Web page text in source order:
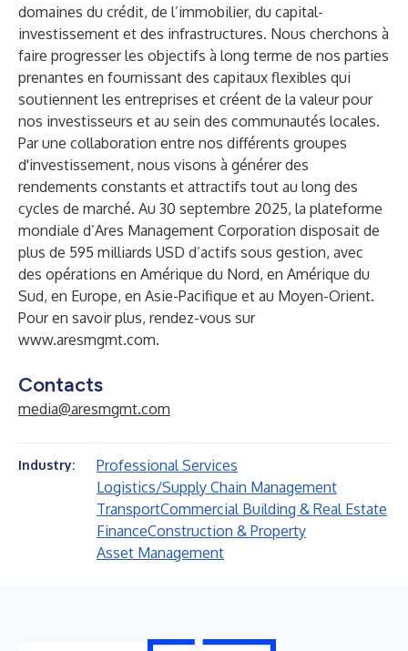
domaines du crédit, de l’immobilier, du capital-
investissement et des infrastructures. Nous cherchons à
faire progresser les objectifs à long terme de nos parties
prenantes en fournissant des capitaux flexibles qui
soutiennent les entreprises et créent de la valeur pour
nos investisseurs et au sein des communautés locales.
Par une collaboration entre nos différents groupes
d'investissement, nous visons à générer des
rendements constants et attractifs tout au long des
cycles de marché. Au 30 septembre 2025, la plateforme
mondiale d’Ares Management Corporation disposait de
plus de 595 milliards USD d’actifs sous gestion, avec
des opérations en Amérique du Nord, en Amérique du
Sud, en Europe, en Asie-Pacifique et au Moyen-Orient.
Pour en savoir plus, rendez-vous sur
www.aresmgmt.com.
Contacts
media@aresmgmt.com
Industry:
Professional Services
Logistics/Supply Chain Management
TransportCommercial Building & Real Estate
FinanceConstruction & Property
Asset Management